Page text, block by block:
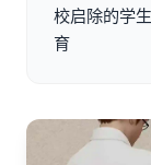
校启除的学
育